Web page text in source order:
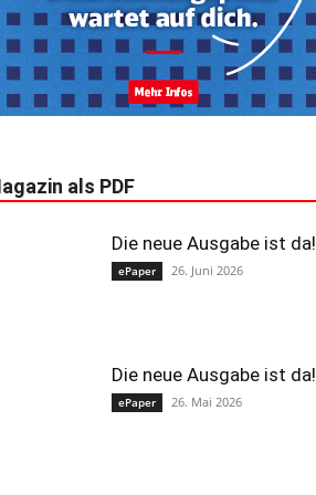
als PDF
Die neue Ausgabe ist da!
ePaper 26. Juni 2026
Die neue Ausgabe ist da!
ePaper 26. Mai 2026